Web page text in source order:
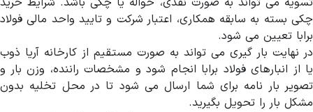
چکی بسته به سابقه همکاری، اعتبار شرکت و تایید واحد مالی فولاد
برابا تعیین می شود.
در نهایت بار گیری می تواند به صورت مستقیم از کارخانه آریا ذوب
یا از انبارهای فولاد برابا انجام شود و مشخصات راننده، وزن بار و
تصویر بار نامه برای شما ارسال می شود تا در محل تخلیه بدون
مشکل بار را تحویل بگیرید.